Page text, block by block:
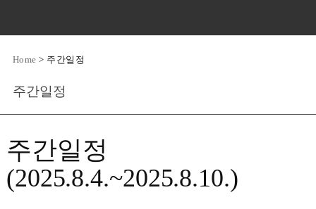
Home > 주간일정
주간일정
주간일정
(2025.8.4.~2025.8.10.)